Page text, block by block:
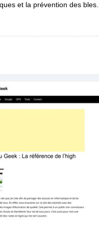
et la prévention des bles...